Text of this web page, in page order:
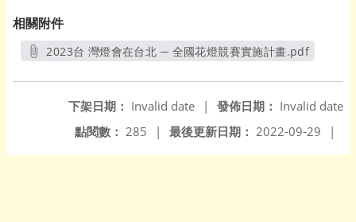
相關附件
2023台 灣燈會在台北 ─ 全國花燈競賽實施計畫.pdf
發佈日期： Invalid date
下架日期： Invalid date
|
最後更新日期： 2022-09-29 |
點閱數： 285 |